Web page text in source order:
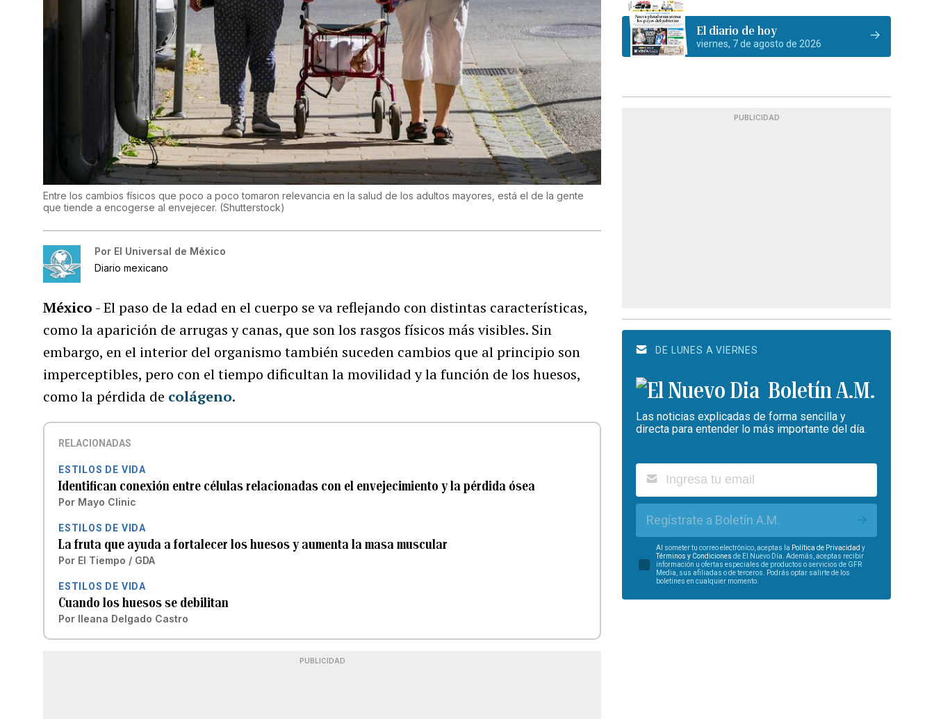
Entre los cambios físicos que poco a poco tomaron relevancia en la salud de los adultos mayores, está el de la gente
que tiende a encogerse al envejecer. (Shutterstock)
Por El Universal de México
Diario mexicano
México - El paso de la edad en el cuerpo se va reflejando con distintas características,
como la aparición de arrugas y canas, que son los rasgos físicos más visibles. Sin
embargo, en el interior del organismo también suceden cambios que al principio son
imperceptibles, pero con el tiempo dificultan la movilidad y la función de los huesos,
como la pérdida de colágeno.
RELACIONADAS
ESTILOS DE VIDA
Identifican conexión entre células relacionadas con el envejecimiento y la pérdida ósea
Por Mayo Clinic
ESTILOS DE VIDA
La fruta que ayuda a fortalecer los huesos y aumenta la masa muscular
Por El Tiempo / GDA
ESTILOS DE VIDA
Cuando los huesos se debilitan
Por Ileana Delgado Castro
PUBLICIDAD
El diario de hoy
viernes, 7 de agosto de 2026
PUBLICIDAD
DE LUNES A VIERNES
Boletín A.M.
Las noticias explicadas de forma sencilla y
directa para entender lo más importante del día.
Regístrate a Boletín A.M.
Al someter tu correo electrónico, aceptas la Política de Privacidad y
Términos y Condiciones de El Nuevo Día. Además, aceptas recibir
información u ofertas especiales de productos o servicios de GFR
Media, sus afiliadas o de terceros. Podrás optar salirte de los
boletines en cualquier momento.